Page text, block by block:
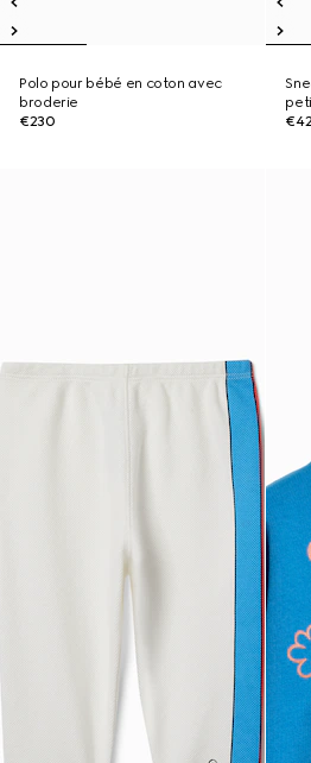
Polo pour bébé en coton avec
broderie
€230